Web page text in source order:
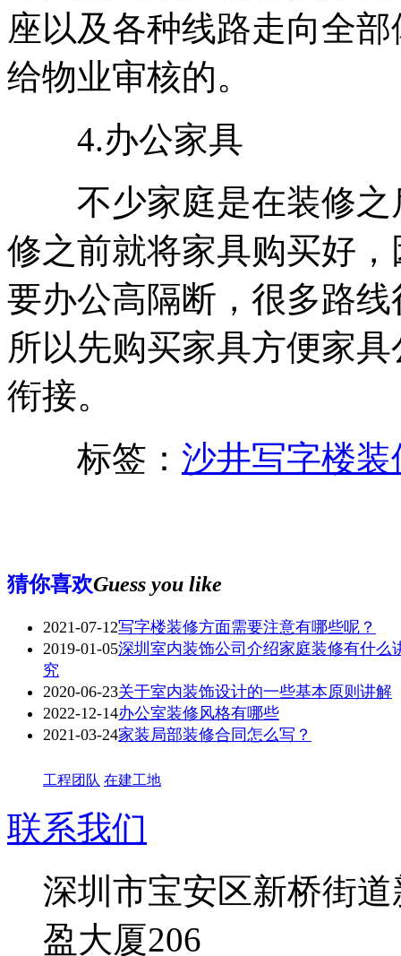
座以及各种线路走向全
给物业审核的。
4.办公家具
不少家庭是在装修之
修之前就将家具购买好
要办公高隔断，很多路
所以先购买家具方便家
衔接。
标签： 沙井写字楼装
猜你喜欢Guess you like
2021-07-12写字楼装修方面需要注意有哪些呢？
2019-01-05深圳室内装饰公司介绍家庭装修有什么
究
2020-06-23关于室内装饰设计的一些基本原则讲解
2022-12-14办公室装修风格有哪些
2021-03-24家装局部装修合同怎么写？
工程团队 在建工地
联系我们
深圳市宝安区新桥街
盈大厦206